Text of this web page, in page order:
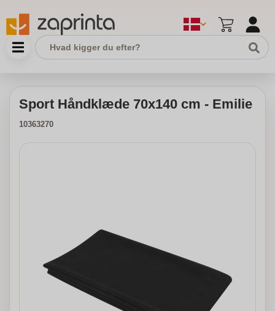
Sport Håndklæde 70x140 cm - Emilie
10363270